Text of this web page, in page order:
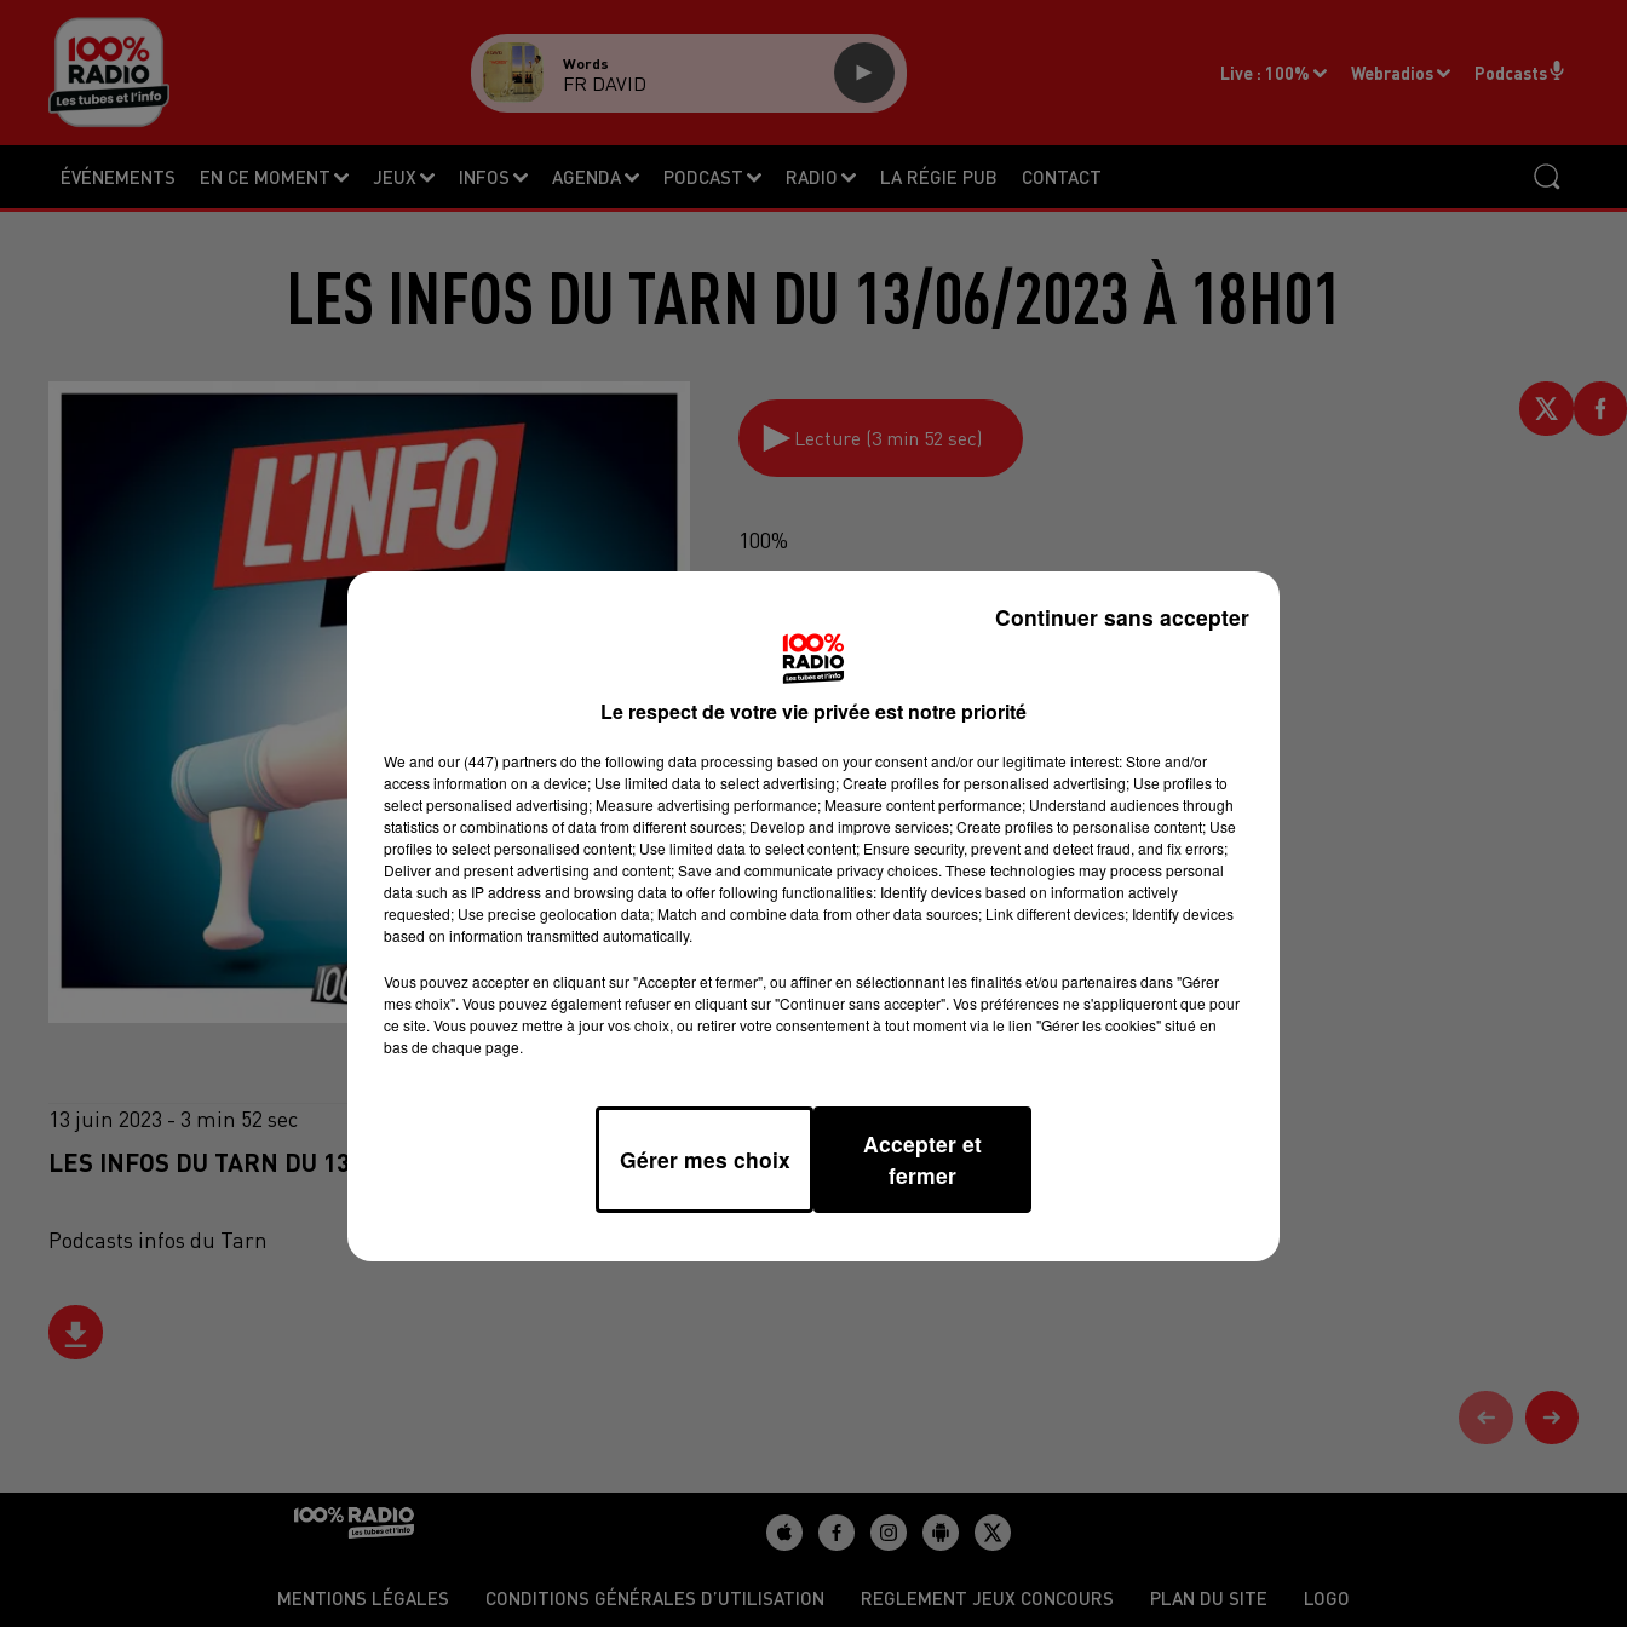
ÉVÉNEMENTS EN CE MOMENT JEUX INFOS AGENDA PODCAST RADIO LA RÉGIE PUB CONTACT
Live : 100% Webradios Podcasts
Words
FR DAVID
LES INFOS DU TARN DU 13/06/2023 À 18H01
Lecture (3 min 52 sec)
100%
13 juin 2023 - 3 min 52 sec
LES INFOS DU TARN DU 13/06/2023 À 18H01
Podcasts infos du Tarn
MENTIONS LÉGALES CONDITIONS GÉNÉRALES D’UTILISATION REGLEMENT JEUX CONCOURS PLAN DU SITE LOGO
Le respect de votre vie privée est notre priorité
We and our (447) partnersdo the following data processing based on your consent and/or our legitimate interest: Store and/or
access information on a device; Use limited data to select advertising; Create profiles for personalised advertising; Use profiles to
select personalised advertising; Measure advertising performance; Measure content performance; Understand audiences through
statistics or combinations of data from different sources; Develop and improve services; Create profiles to personalise content; Use
profiles to select personalised content; Use limited data to select content; Ensure security, prevent and detect fraud, and fix errors;
Deliver and present advertising and content; Save and communicate privacy choices. These technologies may process personal
data such as IP address and browsing data to offer following functionalities: Identify devices based on information actively
requested; Use precise geolocation data; Match and combine data from other data sources; Link different devices; Identify devices
based on information transmitted automatically.
Vous pouvez accepter en cliquant sur "Accepter et fermer", ou affiner en sélectionnant les finalités et/ou partenaires dans "Gérer
mes choix". Vous pouvez également refuser en cliquant sur "Continuer sans accepter". Vos préférences ne s'appliqueront que pour
ce site. Vous pouvez mettre à jour vos choix, ou retirer votre consentement à tout moment via le lien "Gérer les cookies" situé en
bas de chaque page.
Gérer mes choix
Accepter et
fermer
Continuer sans accepter